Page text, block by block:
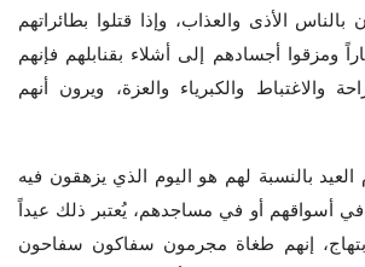
الأذى والعذاب، وإذا قتلوا بطائراتهم
ومزقوا أجسادهم إلى أشلاء بقنابلهم فإنهم
والاغتباط والكبرياء والعزة، ويرون أنهم
العيد بالنسبة لهم هو اليوم الذي يزهقون فيه
في أسواقهم أو في مساجدهم، يُعتبر ذلك عيداً
إنهم طغاة مجرمون سفاكون سفاحون